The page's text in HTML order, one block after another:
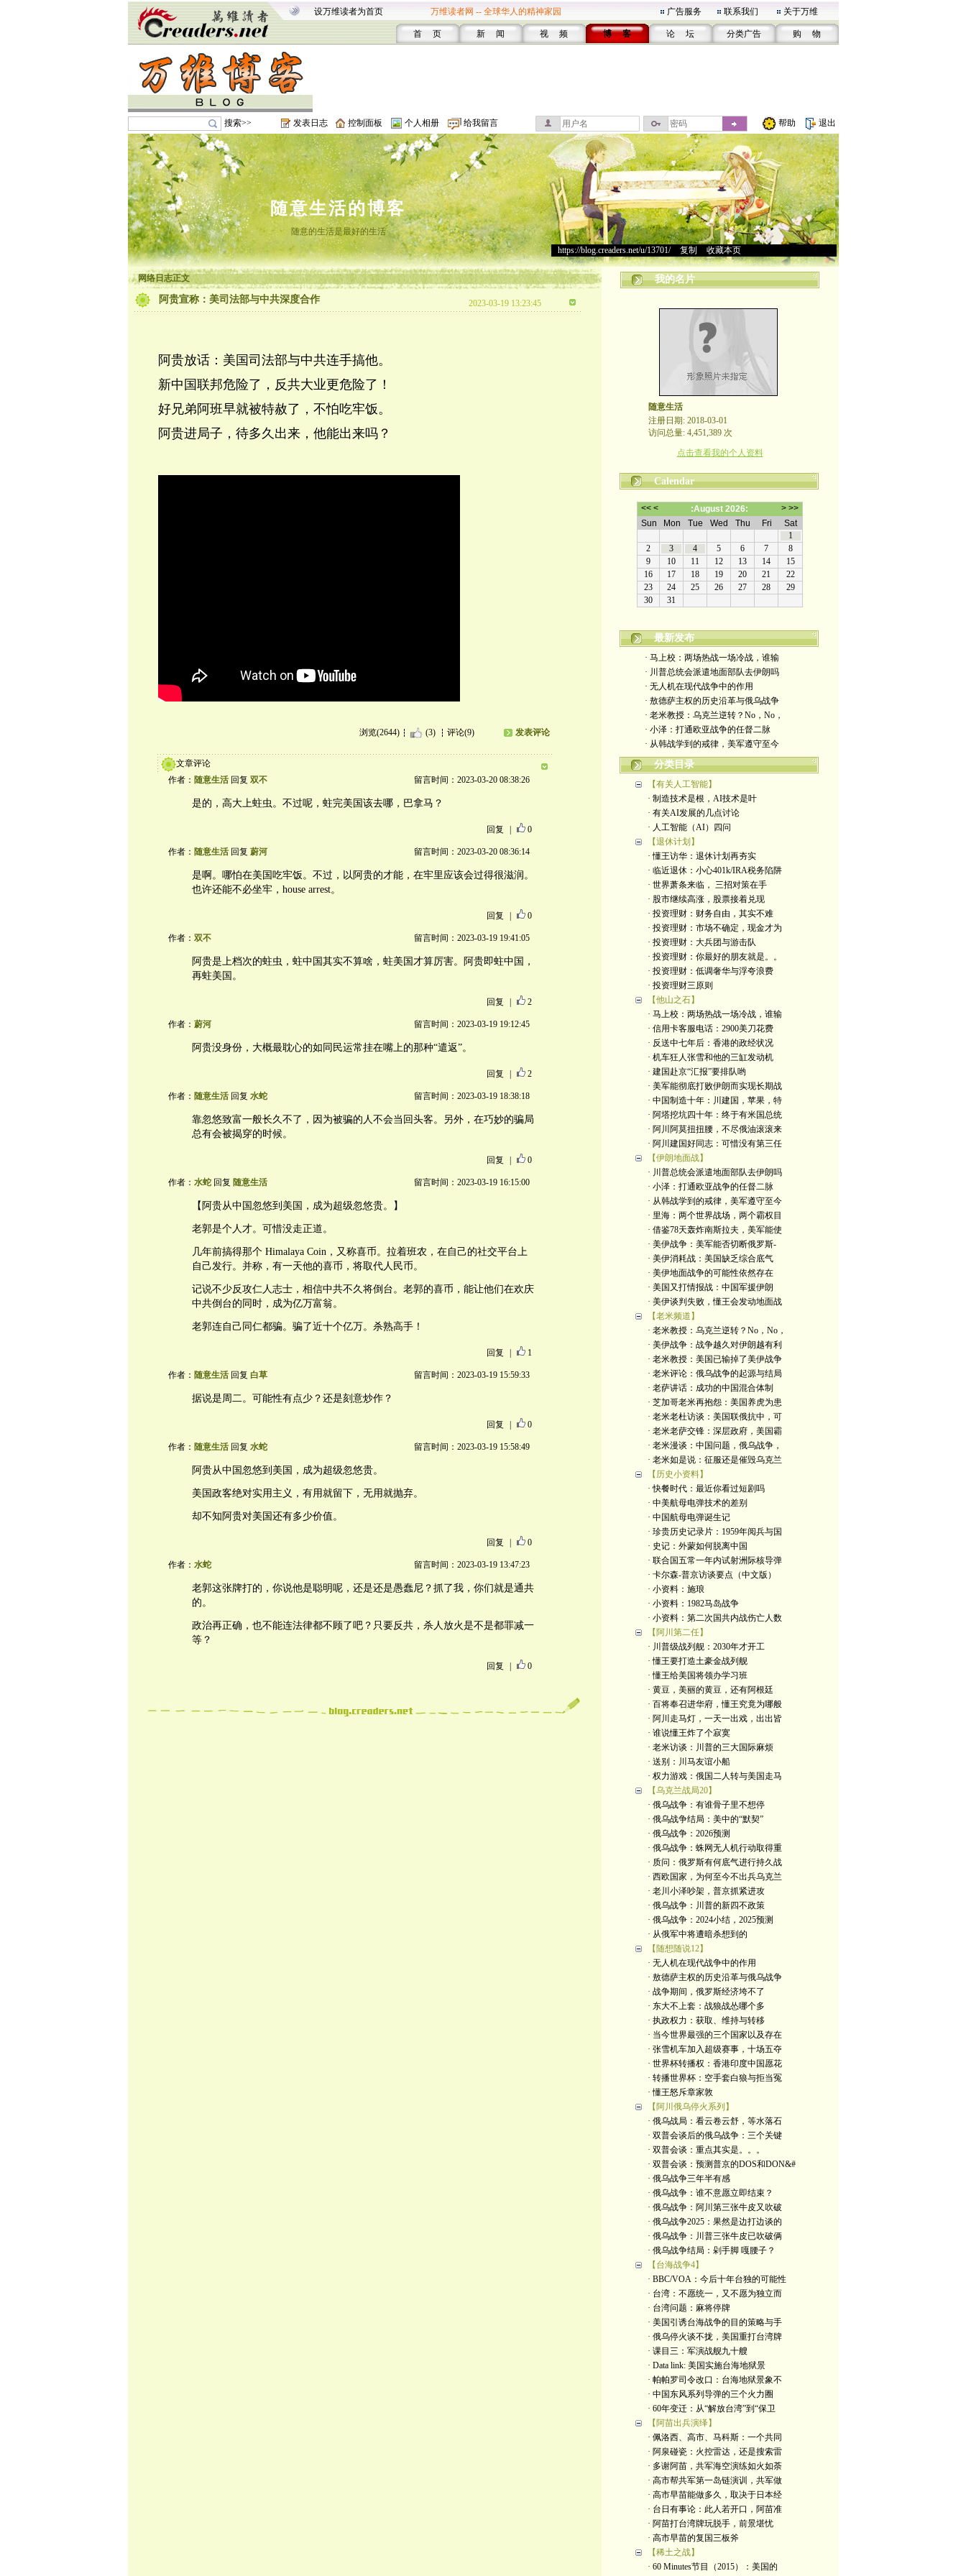
设万维读者为首页 万维读者网 -- 全球华人的精神家园 广告服务 联系我们 关于万维
首 页 新 闻 视 频 博 客 论 坛 分类广告 购 物
搜索>> 发表日志 控制面板 个人相册 给我留言 帮助 退出
随意生活的博客
随意的生活是最好的生活
https://blog.creaders.net/u/13701/> 复制 收藏本页
网络日志正文
阿贵宣称：美司法部与中共深度合作 2023-03-19 13:23:45
阿贵放话：美国司法部与中共连手搞他。
新中国联邦危险了，反共大业更危险了！
好兄弟阿班早就被特赦了，不怕吃牢饭。
阿贵进局子，待多久出来，他能出来吗？
浏览(2644) (3) 评论(9) 发表评论
文章评论
作者： 随意生活回复 双不 留言时间：2023-03-20 08:38:26
是的，高大上蛀虫。不过呢，蛀完美国该去哪，巴拿马？
回复 0
作者： 随意生活回复 蔚河 留言时间：2023-03-20 08:36:14
是啊。哪怕在美国吃牢饭。不过，以阿贵的才能，在牢里应该会过得很滋润。
也许还能不必坐牢，house arrest。
回复 0
作者： 双不 留言时间：2023-03-19 19:41:05
阿贵是上档次的蛀虫，蛀中国其实不算啥，蛀美国才算厉害。阿贵即蛀中国，
再蛀美国。
回复 2
作者： 蔚河 留言时间：2023-03-19 19:12:45
阿贵没身份，大概最耽心的如同民运常挂在嘴上的那种“遣返”。
回复 2
作者： 随意生活回复 水蛇 留言时间：2023-03-19 18:38:18
靠忽悠致富一般长久不了，因为被骗的人不会当回头客。另外，在巧妙的骗局
总有会被揭穿的时候。
回复 0
作者： 水蛇回复 随意生活 留言时间：2023-03-19 16:15:00
【阿贵从中国忽悠到美国，成为超级忽悠贵。】
老郭是个人才。可惜没走正道。
几年前搞得那个 Himalaya Coin，又称喜币。拉着班农，在自己的社交平台上
自己发行。并称，有一天他的喜币，将取代人民币。
记说不少反攻仁人志士，相信中共不久将倒台。老郭的喜币，能让他们在欢庆
中共倒台的同时，成为亿万富翁。
老郭连自己同仁都骗。骗了近十个亿万。杀熟高手！
回复 1
作者： 随意生活回复 白草 留言时间：2023-03-19 15:59:33
据说是周二。可能性有点少？还是刻意炒作？
回复 0
作者： 随意生活回复 水蛇 留言时间：2023-03-19 15:58:49
阿贵从中国忽悠到美国，成为超级忽悠贵。
美国政客绝对实用主义，有用就留下，无用就抛弃。
却不知阿贵对美国还有多少价值。
回复 0
作者： 水蛇 留言时间：2023-03-19 13:47:23
老郭这张牌打的，你说他是聪明呢，还是还是愚蠢尼？抓了我，你们就是通共
的。
政治再正确，也不能连法律都不顾了吧？只要反共，杀人放火是不是都罪减一
等？
回复 0
我的名片
随意生活
注册日期: 2018-03-01
访问总量: 4,451,389 次
点击查看我的个人资料
Calendar
最新发布
· 马上校：两场热战一场冷战，谁输
· 川普总统会派遣地面部队去伊朗吗
· 无人机在现代战争中的作用
· 敖德萨主权的历史沿革与俄乌战争
· 老米教授：乌克兰逆转？No，No，
· 小泽：打通欧亚战争的任督二脉
· 从韩战学到的戒律，美军遵守至今
分类目录
【有关人工智能】
· 制造技术是根，AI技术是叶
· 有关AI发展的几点讨论
· 人工智能（AI）四问
【退休计划】
· 懂王访华：退休计划再夯实
· 临近退休：小心401k/IRA税务陷阱
· 世界萧条来临， 三招对策在手
· 股市继续高涨，股票接着兑现
· 投资理财：财务自由，其实不难
· 投资理财：市场不确定，现金才为
· 投资理财：大兵团与游击队
· 投资理财：你最好的朋友就是。。
· 投资理财：低调奢华与浮夸浪费
· 投资理财三原则
【他山之石】
· 马上校：两场热战一场冷战，谁输
· 信用卡客服电话：2900美刀花费
· 反送中七年后：香港的政经状况
· 机车狂人张雪和他的三缸发动机
· 建国赴京“汇报”要排队哟
· 美军能彻底打败伊朗而实现长期战
· 中国制造十年：川建国，苹果，特
· 阿塔挖坑四十年：终于有米国总统
· 阿川阿莫扭扭腰，不尽俄油滚滚来
· 阿川建国好同志：可惜没有第三任
【伊朗地面战】
· 川普总统会派遣地面部队去伊朗吗
· 小泽：打通欧亚战争的任督二脉
· 从韩战学到的戒律，美军遵守至今
· 里海：两个世界战场，两个霸权目
· 借鉴78天轰炸南斯拉夫，美军能使
· 美伊战争：美军能否切断俄罗斯-
· 美伊消耗战：美国缺乏综合底气
· 美伊地面战争的可能性依然存在
· 美国又打情报战：中国军援伊朗
· 美伊谈判失败，懂王会发动地面战
【老米频道】
· 老米教授：乌克兰逆转？No，No，
· 美伊战争：战争越久对伊朗越有利
· 老米教授：美国已输掉了美伊战争
· 老米评论：俄乌战争的起源与结局
· 老萨讲话：成功的中国混合体制
· 芝加哥老米再抱怨：美国养虎为患
· 老米老杜访谈：美国联俄抗中，可
· 老米老萨交锋：深层政府，美国霸
· 老米漫谈：中国问题，俄乌战争，
· 老米如是说：征服还是催毁乌克兰
【历史小资料】
· 快餐时代：最近你看过短剧吗
· 中美航母电弹技术的差别
· 中国航母电弹诞生记
· 珍贵历史记录片：1959年阅兵与国
· 史记：外蒙如何脱离中国
· 联合国五常一年内试射洲际核导弹
· 卡尔森-普京访谈要点（中文版）
· 小资料：施琅
· 小资料：1982马岛战争
· 小资料：第二次国共内战伤亡人数
【阿川第二任】
· 川普级战列舰：2030年才开工
· 懂王要打造土豪金战列舰
· 懂王给美国将领办学习班
· 黄豆，美丽的黄豆，还有阿根廷
· 百将奉召进华府，懂王究竟为哪般
· 阿川走马灯，一天一出戏，出出皆
· 谁说懂王炸了个寂寞
· 老米访谈：川普的三大国际麻烦
· 送别：川马友谊小船
· 权力游戏：俄国二人转与美国走马
【乌克兰战局20】
· 俄乌战争：有谁骨子里不想停
· 俄乌战争结局：美中的“默契”
· 俄乌战争：2026预测
· 俄乌战争：蛛网无人机行动取得重
· 质问：俄罗斯有何底气进行持久战
· 西欧国家，为何至今不出兵乌克兰
· 老川小泽吵架，普京抓紧进攻
· 俄乌战争：川普的新四不政策
· 俄乌战争：2024小结，2025预测
· 从俄军中将遭暗杀想到的
【随想随说12】
· 无人机在现代战争中的作用
· 敖德萨主权的历史沿革与俄乌战争
· 战争期间，俄罗斯经济垮不了
· 东大不上套：战狼战怂哪个多
· 执政权力：获取、维持与转移
· 当今世界最强的三个国家以及存在
· 张雪机车加入超级赛事，十场五夺
· 世界杯转播权：香港印度中国愿花
· 转播世界杯：空手套白狼与拒当冤
· 懂王怒斥章家敦
【阿川俄乌停火系列】
· 俄乌战局：看云卷云舒，等水落石
· 双普会谈后的俄乌战争：三个关键
· 双普会谈：重点其实是。。。
· 双普会谈：预测普京的DOS和DON&#
· 俄乌战争三年半有感
· 俄乌战争：谁不意愿立即结束？
· 俄乌战争：阿川第三张牛皮又吹破
· 俄乌战争2025：果然是边打边谈的
· 俄乌战争：川普三张牛皮已吹破俩
· 俄乌战争结局：剁手脚 嘎腰子？
【台海战争4】
· BBC/VOA：今后十年台独的可能性
· 台湾：不愿统一，又不愿为独立而
· 台湾问题：麻将停牌
· 美国引诱台海战争的目的策略与手
· 俄乌停火谈不拢，美国重打台湾牌
· 课目三：军演战舰九十艘
· Data link: 美国实施台海地狱景
· 帕帕罗司令改口：台海地狱景象不
· 中国东风系列导弹的三个火力圈
· 60年变迁：从“解放台湾”到“保卫
【阿苗出兵演绎】
· 佩洛西、高市、马科斯：一个共同
· 阿泉碰瓷：火控雷达，还是搜索雷
· 多谢阿苗，共军海空演练如火如荼
· 高市帮共军第一岛链演训，共军做
· 高市早苗能做多久，取决于日本经
· 台日有事论：此人若开口，阿苗准
· 阿苗打台湾牌玩脱手，前景堪忧
· 高市早苗的复国三板斧
【稀土之战】
· 60 Minutes节目（2015）：美国的